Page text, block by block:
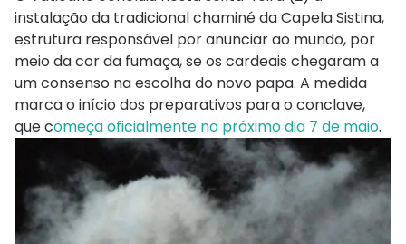
instalação da tradicional chaminé da Capela Sistina,
estrutura responsável por anunciar ao mundo, por
meio da cor da fumaça, se os cardeais chegaram a
um consenso na escolha do novo papa. A medida
marca o início dos preparativos para o conclave,
que começa oficialmente no próximo dia 7 de maio.